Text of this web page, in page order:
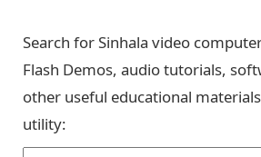
Search for Sinhala video
Flash Demos, audio tutorials,
other useful educational
utility: